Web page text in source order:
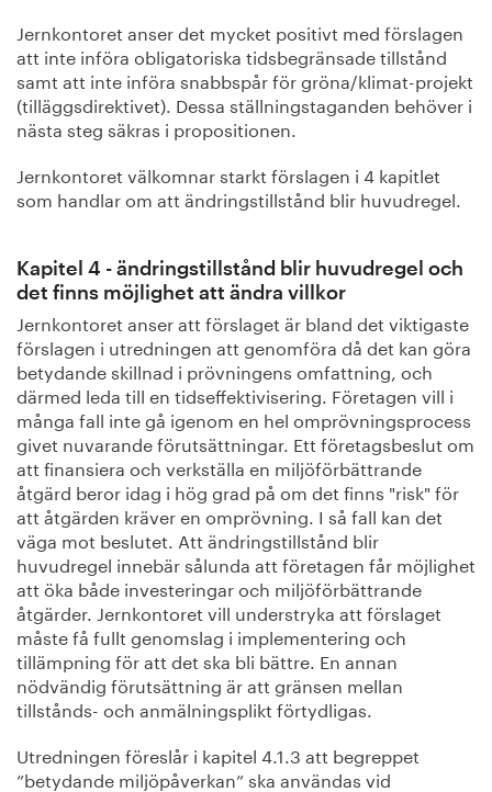
Jernkontoret anser det mycket positivt med förslagen
att inte införa obligatoriska tidsbegränsade tillstånd
samt att inte införa snabbspår för gröna/klimat-projekt
(tilläggsdirektivet). Dessa ställningstaganden behöver i
nästa steg säkras i propositionen.
Jernkontoret välkomnar starkt förslagen i 4 kapitlet
som handlar om att ändringstillstånd blir huvudregel.
Kapitel 4 - ändringstillstånd blir huvudregel och
det finns möjlighet att ändra villkor
Jernkontoret anser att förslaget är bland det viktigaste
förslagen i utredningen att genomföra då det kan göra
betydande skillnad i prövningens omfattning, och
därmed leda till en tidseffektivisering. Företagen vill i
många fall inte gå igenom en hel omprövningsprocess
givet nuvarande förutsättningar. Ett företagsbeslut om
att finansiera och verkställa en miljöförbättrande
åtgärd beror idag i hög grad på om det finns "risk" för
att åtgärden kräver en omprövning. I så fall kan det
väga mot beslutet. Att ändringstillstånd blir
huvudregel innebär sålunda att företagen får möjlighet
att öka både investeringar och miljöförbättrande
åtgärder. Jernkontoret vill understryka att förslaget
måste få fullt genomslag i implementering och
tillämpning för att det ska bli bättre. En annan
nödvändig förutsättning är att gränsen mellan
tillstånds- och anmälningsplikt förtydligas.
Utredningen föreslår i kapitel 4.1.3 att begreppet
”betydande miljöpåverkan” ska användas vid